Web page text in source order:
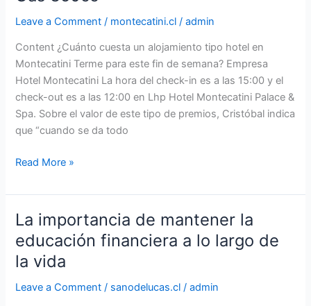
Leave a Comment / montecatini.cl /admin
Content ¿Cuánto cuesta un alojamiento tipo hotel en
Montecatini Terme para este fin de semana? Empresa
Hotel Montecatini La hora del check-in es a las 15:00 y el
check-out es a las 12:00 en Lhp Hotel Montecatini Palace &
Spa. Sobre el valor de este tipo de premios, Cristóbal indica
que “cuando se da todo
Montecatini
Manzana
Sin
Gas
350cc
Read More »
La importancia de mantener la
educación financiera a lo largo de
la vida
Leave a Comment / sanodelucas.cl /admin
La
importancia
de
mantener
la